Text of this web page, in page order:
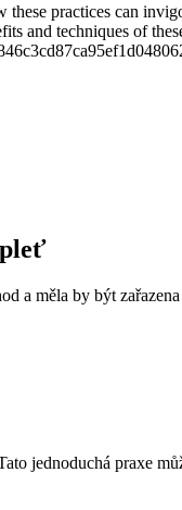
practices can
and techniques of
a měla by být
jednoduchá praxe